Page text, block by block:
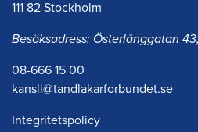
111 82 Stockholm
Besöksadress: Österlånggatan
08-666 15 00
kansli@tandlakarforbundet.se
Integritetspolicy